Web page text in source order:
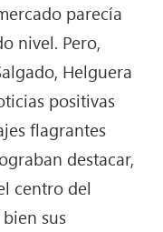
parecía
nivel. Pero,
Helguera
positivas
flagrantes
destacar,
centro del
sus